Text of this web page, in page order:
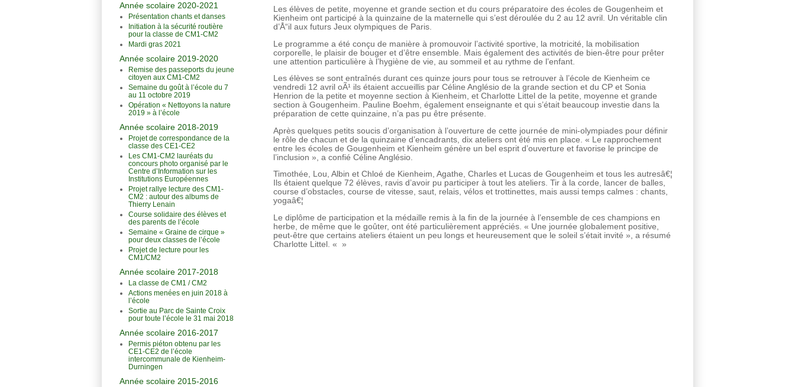
Année scolaire 2020-2021
Présentation chants et danses
Initiation à la sécurité routière
pour la classe de CM1-CM2
Mardi gras 2021
Année scolaire 2019-2020
Remise des passeports du jeune
citoyen aux CM1-CM2
Semaine du goût à l’école du 7
au 11 octobre 2019
Opération « Nettoyons la nature
2019 » à l’école
Année scolaire 2018-2019
Projet de correspondance de la
classe des CE1-CE2
Les CM1-CM2 lauréats du
concours photo organisé par le
Centre d’Information sur les
Institutions Européennes
Projet rallye lecture des CM1-
CM2 : autour des albums de
Thierry Lenain
Course solidaire des élèves et
des parents de l’école
Semaine « Graine de cirque »
pour deux classes de l’école
Projet de lecture pour les
CM1/CM2
Année scolaire 2017-2018
La classe de CM1 / CM2
Actions menées en juin 2018 à
l’école
Sortie au Parc de Sainte Croix
pour toute l’école le 31 mai 2018
Année scolaire 2016-2017
Permis piéton obtenu par les
CE1-CE2 de l’école
intercommunale de Kienheim-
Durningen
Année scolaire 2015-2016
Les élèves de petite, moyenne et grande section et du cours préparatoire des écoles de Gougenheim et
Kienheim ont participé à la quinzaine de la maternelle qui s’est déroulée du 2 au 12 avril. Un véritable clin
d’Å“il aux futurs Jeux olympiques de Paris.
Le programme a été conçu de manière à promouvoir l’activité sportive, la motricité, la mobilisation
corporelle, le plaisir de bouger et d’être ensemble. Mais également des activités de bien-être pour prêter
une attention particulière à l’hygiène de vie, au sommeil et au rythme de l’enfant.
Les élèves se sont entraînés durant ces quinze jours pour tous se retrouver à l’école de Kienheim ce
vendredi 12 avril oÃ¹ ils étaient accueillis par Céline Anglésio de la grande section et du CP et Sonia
Henrion de la petite et moyenne section à Kienheim, et Charlotte Littel de la petite, moyenne et grande
section à Gougenheim. Pauline Boehm, également enseignante et qui s’était beaucoup investie dans la
préparation de cette quinzaine, n’a pas pu être présente.
Après quelques petits soucis d’organisation à l’ouverture de cette journée de mini-olympiades pour définir
le rôle de chacun et de la quinzaine d’encadrants, dix ateliers ont été mis en place. « Le rapprochement
entre les écoles de Gougenheim et Kienheim génère un bel esprit d’ouverture et favorise le principe de
l’inclusion », a confié Céline Anglésio.
Timothée, Lou, Albin et Chloé de Kienheim, Agathe, Charles et Lucas de Gougenheim et tous les autresâ€¦
Ils étaient quelque 72 élèves, ravis d’avoir pu participer à tout les ateliers. Tir à la corde, lancer de balles,
course d’obstacles, course de vitesse, saut, relais, vélos et trottinettes, mais aussi temps calmes : chants,
yogaâ€¦
Le diplôme de participation et la médaille remis à la fin de la journée à l’ensemble de ces champions en
herbe, de même que le goûter, ont été particulièrement appréciés. « Une journée globalement positive,
peut-être que certains ateliers étaient un peu longs et heureusement que le soleil s’était invité », a résumé
Charlotte Littel. « »